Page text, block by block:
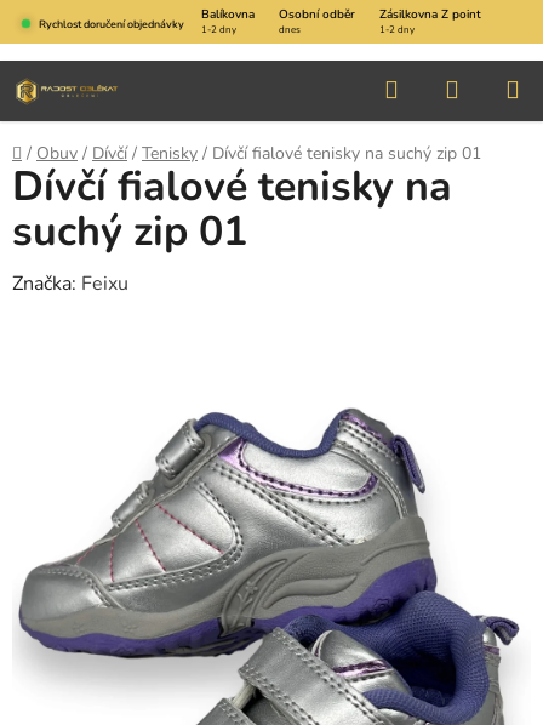
Přejít
na
obsah
Rychlost doručení objednávky
Balíkovna Osobní odběr Zásilkovna Z point
1-2 dny dnes 1-2 dny
Hledat
KOŠÍK
Domů
/ Obuv / Dívčí / Tenisky / Dívčí fialové tenisky na suchý zip 01
Dívčí fialové tenisky na
suchý zip 01
Značka: Feixu